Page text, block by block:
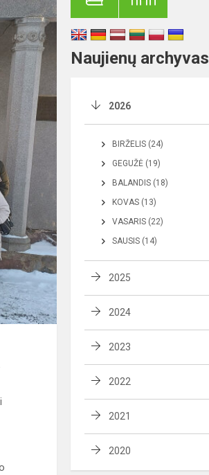
Naujienų archyvas
2026
BIRŽELIS (24)
GEGUŽĖ (19)
BALANDIS (18)
KOVAS (13)
VASARIS (22)
SAUSIS (14)
2025
2024
2023
2022
2021
2020